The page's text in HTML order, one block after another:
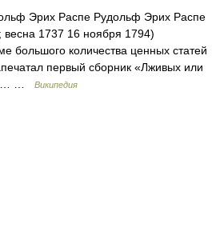
Эрих Распе Рудольф Эрих Распе
1737 16 ноября 1794)
большого количества ценных статей
первый сборник «Лживых или
…
Википедия